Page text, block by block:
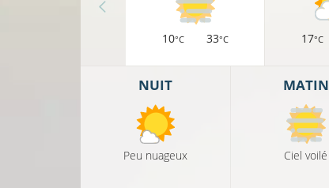
10°C 33°C 17°C
NUIT
Peu nuageux
MATIN
Ciel voilé